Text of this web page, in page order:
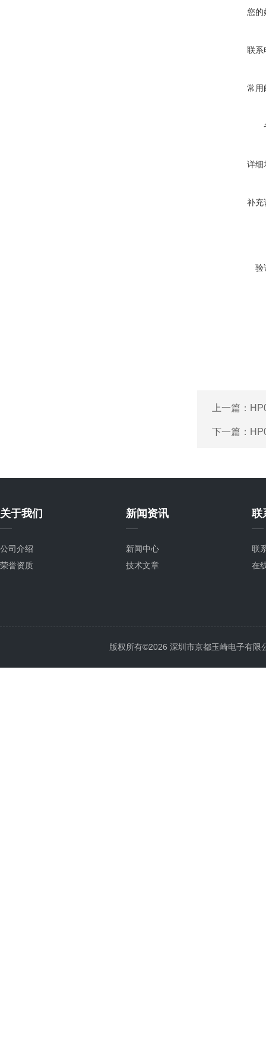
您的
联系
常用
详细
补充
验
上一篇：
下一篇：
关于我们
公司介绍
荣誉资质
新闻资讯
新闻中心
技术文章
联
联
在
版权所有©2026 深圳市京都玉崎电子有